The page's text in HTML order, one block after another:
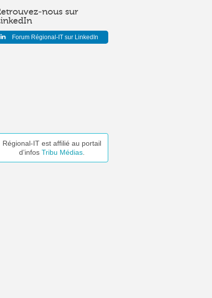
nous sur
Forum Régional-IT sur LinkedIn
Régional-IT est affilié au portail
d’infos Tribu Médias